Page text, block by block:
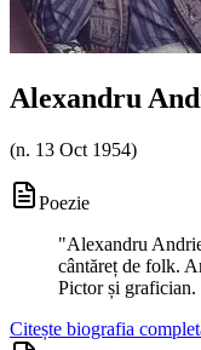
Alexandru
(n. 13 Oct 1954)
Poezie
"Alexandru
cântăreț de folk.
Pictor și
Citește biografia